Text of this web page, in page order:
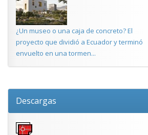
¿Un museo o una caja de concreto? El
proyecto que dividió a Ecuador y terminó
envuelto en una tormen...
Descargas